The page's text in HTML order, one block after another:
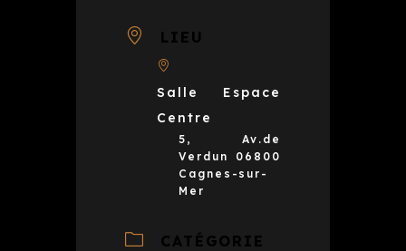
LIEU
Salle Espace
Centre
5, Av.de
Verdun 06800
Cagnes-sur-
Mer
CATÉGORIE